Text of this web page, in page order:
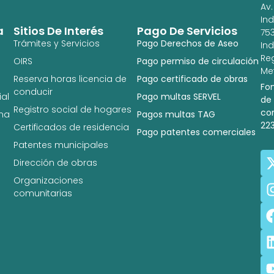
Pago De Servicios
Pago Derechos de Aseo
Pago permiso de circulación
Pago certificado de obras
Pago multas SERVEL
Pagos multas TAG
Pago patentes comerciales
Sitios De Interés
Trámites y Servicios
OIRS
Reserva horas licencia de
conducir
Registro social de hogares
Certificados de residencia
Patentes municipales
Dirección de obras
Organizaciones
comunitarias
Av.
de